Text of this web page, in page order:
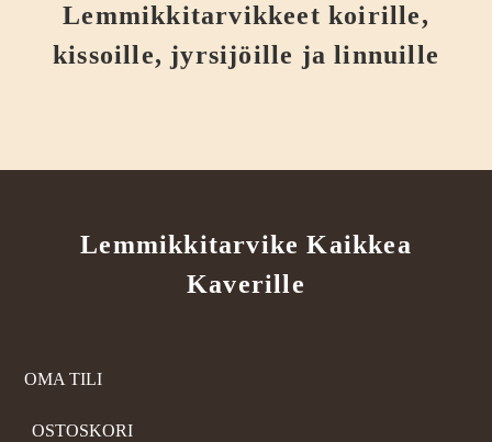
Lemmikkitarvikkeet koirille,
kissoille, jyrsijöille ja linnuille
Lemmikkitarvike Kaikkea
Kaverille
OMA TILI
OSTOSKORI